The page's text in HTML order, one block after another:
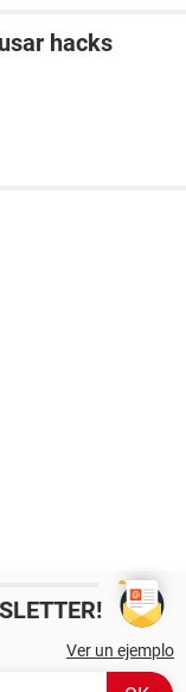
hacks
Ver un ejemplo